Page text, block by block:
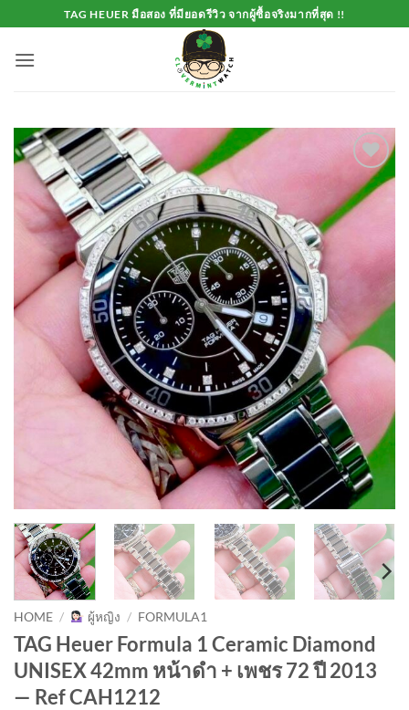
to
content
TAG HEUER มือสอง ที่มียอดรีวิว จากผู้ซื้อจริงมากที่สุด !!
Add to
Wishlist
HOME / ผู้หญิง / FORMULA1
TAG Heuer Formula 1 Ceramic Diamond
UNISEX 42mm หน้าดำ + เพชร 72 ปี 2013
— Ref CAH1212